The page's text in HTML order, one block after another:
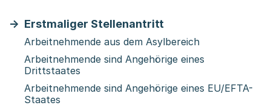
Erstmaliger Stellenantritt
Arbeitnehmende aus dem Asylbereich
Arbeitnehmende sind Angehörige eines
Drittstaates
Arbeitnehmende sind Angehörige eines EU/EFTA-
Staates